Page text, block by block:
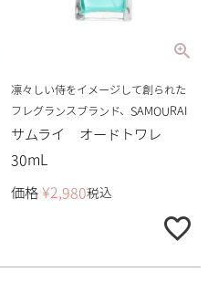
凛々しい侍をイメージして創られた
フレグランスブランド、SAMOURAI
サムライ オードトワレ
30mL
価格 ¥2,980税込